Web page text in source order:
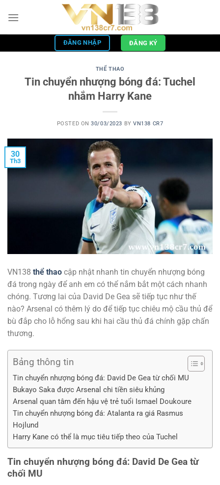
ĐĂNG NHẬP ĐĂNG KÝ
THỂ THAO
Tin chuyển nhượng bóng đá: Tuchel
nhắm Harry Kane
POSTED ON30/03/2023 BYVN138 CR7
30
Th3
VN138 thể thao cập nhật nhanh tin chuyển nhượng bóng
đá trong ngày để anh em có thể nắm bắt một cách nhanh
chóng. Tương lai của David De Gea sẽ tiếp tục như thế
nào? Arsenal có thêm lý do để tiếp tục chiêu mộ cầu thủ để
bù đắp cho lỗ hổng sau khi hai cầu thủ đá chính gặp chấn
thương.
Bảng thông tin
Tin chuyển nhượng bóng đá: David De Gea từ chối MU
Bukayo Saka được Arsenal chi tiền siêu khủng
Arsenal quan tâm đến hậu vệ trẻ tuổi Ismael Doukoure
Tin chuyển nhượng bóng đá: Atalanta ra giá Rasmus
Hojlund
Harry Kane có thể là mục tiêu tiếp theo của Tuchel
Tin chuyển nhượng bóng đá: David De Gea từ
chối MU